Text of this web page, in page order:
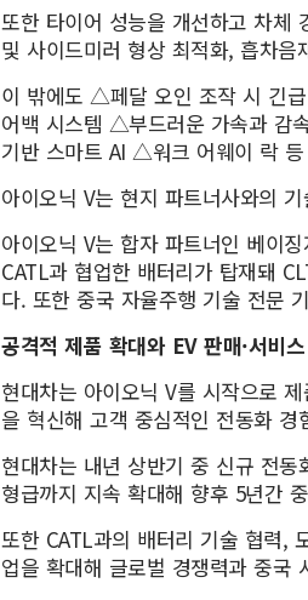
또한 타이어 성능을 개선하고 차체
및 사이드미러 형상 최적화, 흡차
이 밖에도 △페달 오인 조작 시 긴
어백 시스템 △부드러운 가속과 감
기반 스마트 AI △워크 어웨이 락 등
아이오닉 V는 현지 파트너사와의
아이오닉 V는 합자 파트너인 베이
CATL과 협업한 배터리가 탑재돼
다. 또한 중국 자율주행 기술 전문
공격적 제품 확대와 EV 판매·서비
현대차는 아이오닉 V를 시작으로
을 혁신해 고객 중심적인 전동화 경
현대차는 내년 상반기 중 신규 전동
형급까지 지속 확대해 향후 5년간
또한 CATL과의 배터리 기술 협력,
업을 확대해 글로벌 경쟁력과 중국